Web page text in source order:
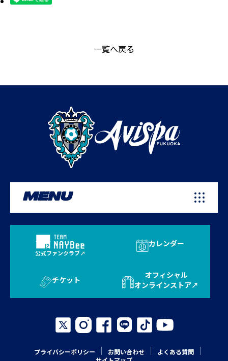
一覧へ戻る
MENU
公式ファンクラブ
カレンダー
チケット
オフィシャル
オンラインストア
プライバシーポリシー お問い合わせ
よくある質問